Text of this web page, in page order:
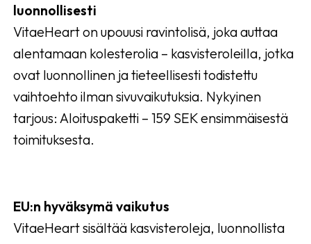
luonnollisesti
VitaeHeart on upouusi ravintolisä, joka auttaa
alentamaan kolesterolia – kasvisteroleilla, jotka
ovat luonnollinen ja tieteellisesti todistettu
vaihtoehto ilman sivuvaikutuksia. Nykyinen
tarjous: Aloituspaketti – 159 SEK ensimmäisestä
toimituksesta.
EU:n hyväksymä vaikutus
VitaeHeart sisältää kasvisteroleja, luonnollista